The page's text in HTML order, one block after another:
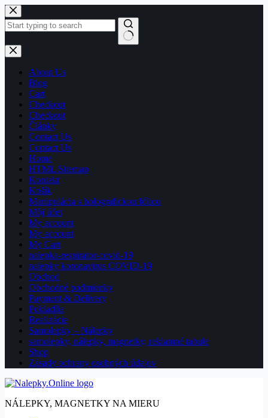
Skip
to
content
No
results
About Us
Blog
Cart
Checkout
Checkout
Články
Contact Us
Contact Us
Home
HTML Sitemap
Kontakt
Košík
Manipulácia s holografickou fóliou
Môj účet
My account
My account
My Cart
nalepka-respirator-covid-19
nalepky koronavirus COVID-19
Obchod
Obchodné podmienky
Payment & Delivery
Pokladňa
Realizácie
Samolepky – Nálepky
samolepky, nálepky, magnetky, reklamné tabule
Shop
Zásady ochrany osobných údajov
NÁLEPKY, MAGNETKY NA MIERU